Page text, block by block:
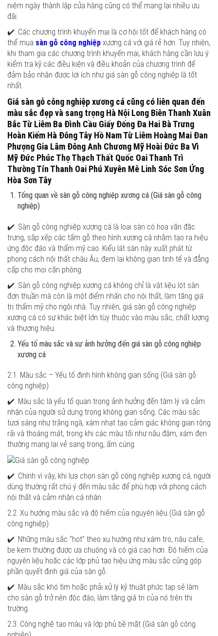
niệm ngày thành lập cửa hàng cũng có thể mang lại nhiều ưu
đãi.
✔️. Các chương trình khuyến mại là cơ hội tốt để khách hàng có
thể mua sàn gỗ công nghiệp xương cá với giá rẻ hơn. Tuy nhiên,
khi tham gia các chương trình khuyến mại, khách hàng cần lưu ý
kiểm tra kỹ các điều kiện và điều khoản của chương trình để
đảm bảo nhận được lợi ích như giá sàn gỗ công nghiệp là tốt
nhất.
Giá sàn gỗ công nghiệp xương cá cũng có liên quan đến
màu sắc đẹp và sang trọng Hà Nội Long Biên Thanh Xuân
Bắc Từ Liêm Ba Đình Cầu Giấy Đống Đa Hai Bà Trưng
Hoàn Kiếm Hà Đông Tây Hồ Nam Từ Liêm Hoàng Mai Đan
Phượng Gia Lâm Đông Anh Chương Mỹ Hoài Đức Ba Vì
Mỹ Đức Phúc Thọ Thạch Thất Quốc Oai Thanh Trì
Thường Tín Thanh Oai Phú Xuyên Mê Linh Sóc Sơn Ứng
Hòa Sơn Tây
Tổng quan về sàn gỗ công nghiệp xương cá (Giá sàn gỗ công
nghiệp)
✔️. Sàn gỗ công nghiệp xương cá là loại sàn có hoa văn đặc
trưng, sắp xếp các tấm gỗ theo hình xương cá nhằm tạo ra hiệu
ứng độc đáo và thẩm mỹ cao. Kiểu lát sàn này xuất phát từ
phong cách nội thất châu Âu, đem lại không gian tinh tế và đẳng
cấp cho mọi căn phòng.
✔️. Sàn gỗ công nghiệp xương cá không chỉ là vật liệu lót sàn
đơn thuần mà còn là một điểm nhấn cho nội thất, làm tăng giá
trị thẩm mỹ cho ngôi nhà. Tuy nhiên, giá sàn gỗ công nghiệp
xương cá có sự khác biệt lớn tùy thuộc vào màu sắc, chất lượng
và thương hiệu.
Yếu tố màu sắc và sự ảnh hưởng đến giá sàn gỗ công nghiệp
xương cá
2.1. Màu sắc – Yếu tố định hình không gian sống (Giá sàn gỗ
công nghiệp)
✔️. Màu sắc là yếu tố quan trọng ảnh hưởng đến tâm lý và cảm
nhận của người sử dụng trong không gian sống. Các màu sắc
tươi sáng như trắng ngà, xám nhạt tạo cảm giác không gian rộng
rãi và thoáng mát, trong khi các màu tối như nâu đậm, xám đen
thường mang lại vẻ sang trọng, ấm cúng.
✔️. Chính vì vậy, khi lựa chọn sàn gỗ công nghiệp xương cá, người
dùng thường rất chú ý đến màu sắc để phù hợp với phong cách
nội thất và cảm nhận cá nhân.
2.2. Xu hướng màu sắc và độ hiếm của nguyên liệu (Giá sàn gỗ
công nghiệp)
✔️. Những màu sắc “hot” theo xu hướng như xám tro, nâu cafe,
be kem thường được ưa chuộng và có giá cao hơn. Độ hiếm của
nguyên liệu hoặc các lớp phủ tạo hiệu ứng màu sắc cũng góp
phần quyết định giá của sàn gỗ.
✔️. Màu sắc khó tìm hoặc phải xử lý kỹ thuật phức tạp sẽ làm
cho sàn gỗ trở nên độc đáo, làm tăng giá trị của nó trên thị
trường.
2.3. Công nghệ tạo màu và lớp phủ bề mặt (Giá sàn gỗ công